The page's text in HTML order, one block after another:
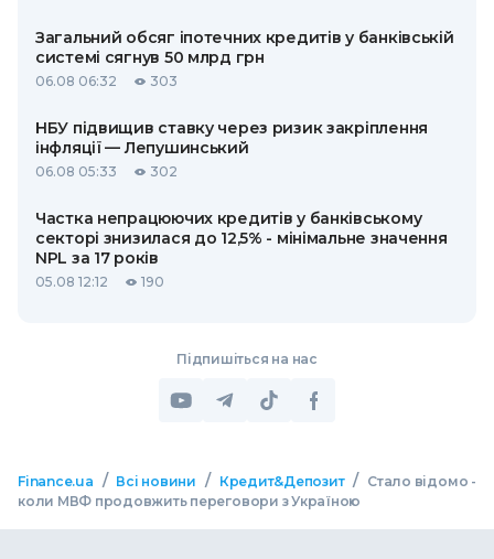
Загальний обсяг іпотечних кредитів у банківській
системі сягнув 50 млрд грн
06.08 06:32 303
НБУ підвищив ставку через ризик закріплення
інфляції — Лепушинський
06.08 05:33 302
Частка непрацюючих кредитів у банківському
секторі знизилася до 12,5% - мінімальне значення
NPL за 17 років
05.08 12:12 190
Підпишіться на нас
Finance.ua / Всі новини / Кредит&Депозит / Стало відомо -
коли МВФ продовжить переговори з Україною